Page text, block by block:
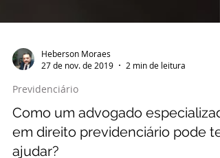
Heberson Moraes
27 de nov. de 2019
2 min de leitura
Previdenciário